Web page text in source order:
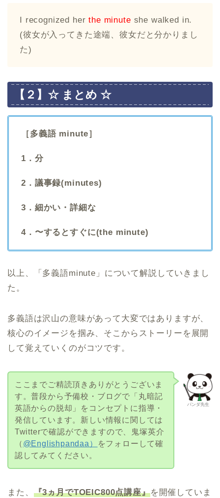
I recognized herthe minute she walked in.
(彼女が入ってきた途端、彼女だと分かりまし
た)
【２】☆ まとめ ☆
［多義語 minute］
1．分
2．議事録(minutes)
3．細かい・詳細な
4．〜するとすぐに(the minute)
以上、「多義語minute」について解説していきまし
た。
多義語は沢山の意味があって大変ではありますが、
核心のイメージを掴み、そこからストーリーを展開
して覚えていくのがコツです。
パンダ先生
ここまでご精読頂きありがとうございま
す。普段から予備校・ブログで「丸暗記
英語からの脱却」をコンセプトに指導・
発信しています。新しい情報に関しては
Twitterで確認ができますので、鬼塚英介
（ @Englishpandaa）
をフォローして確
認してみてください。
また、 『3ヵ月でTOEIC800点講座』を開催していま